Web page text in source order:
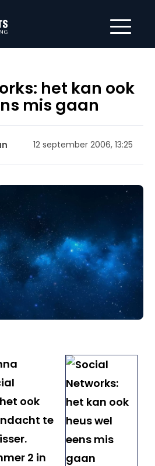
het kan ook
mis gaan
12 september 2006, 13:25
ook
te
2 in